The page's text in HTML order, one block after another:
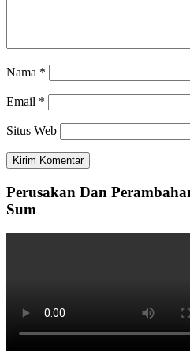
Nama *
Email *
Situs Web
Perusakan Dan
Sum